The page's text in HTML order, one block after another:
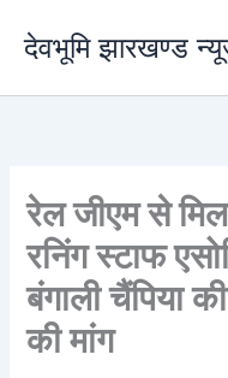
content
देवभूमि झारखण्ड
रेल जीएम से
रनिंग स्टाफ
बंगाली चैंपिया
की मांग